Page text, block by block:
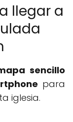
llegar a
sencillo
para
iglesia.